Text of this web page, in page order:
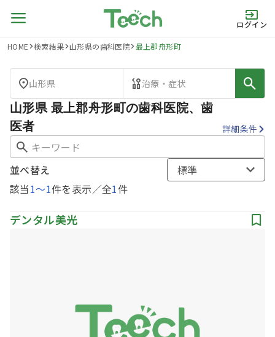
ログイン
HOME 検索結果 山形県の歯科医院 最上郡舟形町
山形県 治療・症状
山形県 最上郡舟形町の歯科医院、歯
医者
詳細条件
該当1〜1件を表示／全1件
並べ替え 標準
デンタル美光